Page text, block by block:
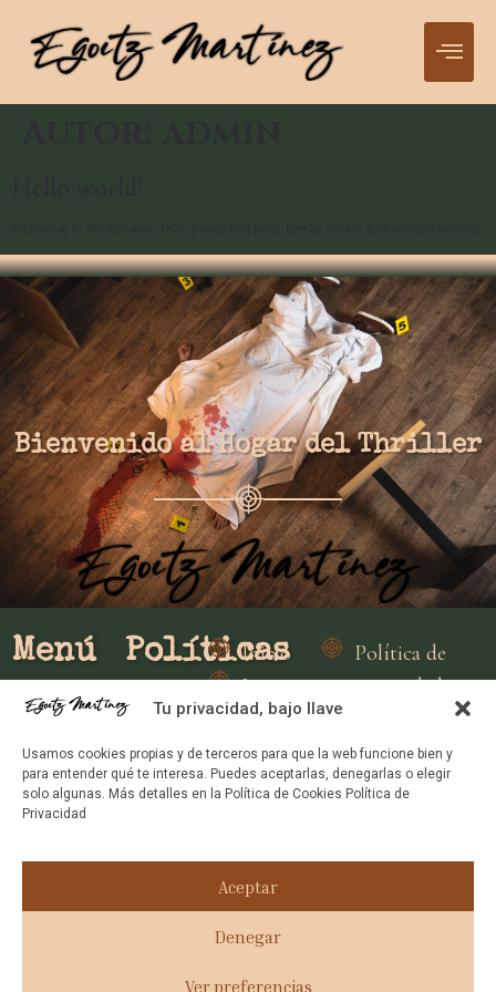
Tu privacidad, bajo llave
Usamos cookies propias y de terceros para que la web funcione bien y
para entender qué te interesa. Puedes aceptarlas, denegarlas o elegir
solo algunas. Más detalles en la Política de Cookies Política de
Privacidad
Aceptar
Denegar
Ver preferencias
Bienvenido al Hogar del Thriller
Menú Políticas
Inicio
Leer mi
novela
Gratis
Libros
Conóceme
Política de
privacidad
cookes